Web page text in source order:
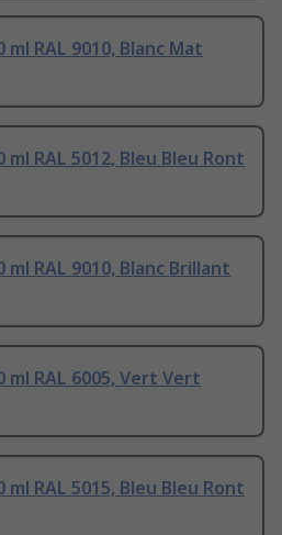
RAL 9010, Blanc Mat
RAL 5012, Bleu Bleu Ront
RAL 9010, Blanc Brillant
RAL 6005, Vert Vert
RAL 5015, Bleu Bleu Ront